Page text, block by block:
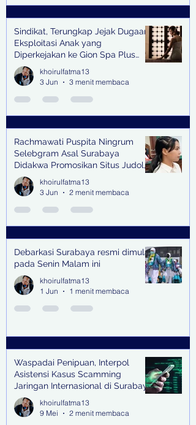
Sindikat, Terungkap Jejak Dugaan
Eksploitasi Anak yang
Diperkejakan ke Gion Spa Plus
and Pub Surabaya,
khoirulfatma13
3 Jun
3 menit membaca
Rachmawati Puspita Ningrum
Selebgram Asal Surabaya
Didakwa Promosikan Situs Judol,
Raup Rp2 Juta dari Tiga Kali
Endorse
khoirulfatma13
3 Jun
2 menit membaca
Debarkasi Surabaya resmi dimulai
pada Senin Malam ini
khoirulfatma13
1 Jun
1 menit membaca
Waspadai Penipuan, Interpol
Asistensi Kasus Scamming
Jaringan Internasional di Surabaya
khoirulfatma13
9 Mei
2 menit membaca